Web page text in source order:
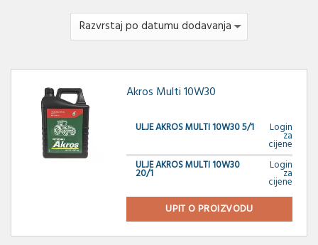
Akros Multi 10W30
ULJE AKROS MULTI 10W30 5/1 Login
za
cijene
ULJE AKROS MULTI 10W30
20/1
Login
za
cijene
UPIT O PROIZVODU